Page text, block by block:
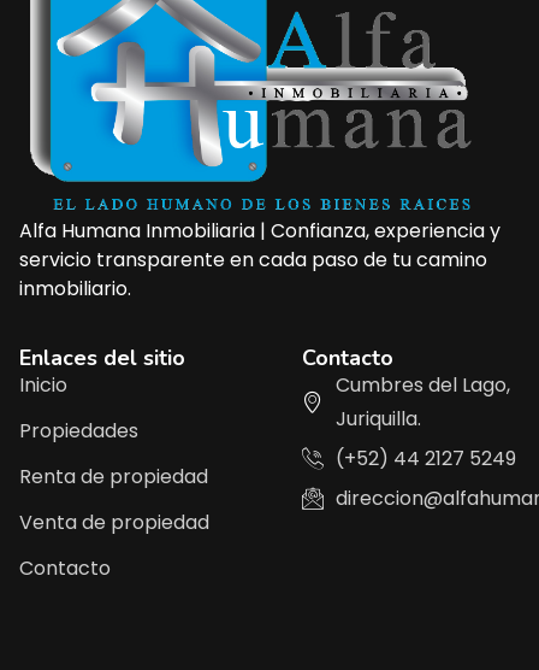
Alfa Humana Inmobiliaria | Confianza, experiencia y
servicio transparente en cada paso de tu camino
inmobiliario.
Enlaces del sitio
Inicio
Propiedades
Renta de propiedad
Venta de propiedad
Contacto
Contacto
Cumbres del Lago,
Juriquilla.
(+52) 44 2127 5249